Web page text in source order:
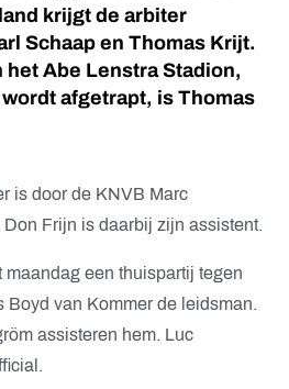
krijgt de arbiter
Schaap en Thomas Krijt.
Abe Lenstra Stadion,
afgetrapt, is Thomas
is door de KNVB Marc
Frijn is daarbij zijn assistent.
een thuispartij tegen
Boyd van Kommer de leidsman.
assisteren hem. Luc